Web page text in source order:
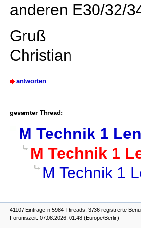
anderen E30/32/
Gruß
Christian
antworten
gesamter Thread:
M Technik 1
M Technik 1
M Technik 1
41107 Einträge in 5984 Threads, 3736 registrierte
Forumszeit: 07.08.2026, 01:48 (Europe/Berlin)